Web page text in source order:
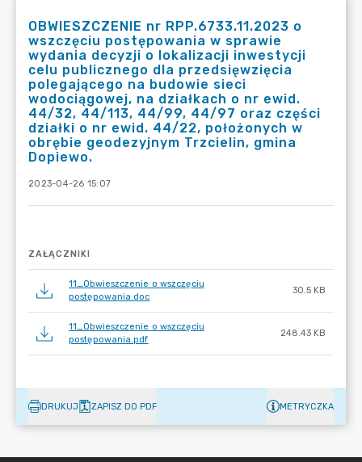
OBWIESZCZENIE nr RPP.6733.11.2023 o
wszczęciu postępowania w sprawie
wydania decyzji o lokalizacji inwestycji
celu publicznego dla przedsięwzięcia
polegającego na budowie sieci
wodociągowej, na działkach o nr ewid.
44/32, 44/113, 44/99, 44/97 oraz części
działki o nr ewid. 44/22, położonych w
obrębie geodezyjnym Trzcielin, gmina
Dopiewo.
2023-04-26 15:07
ZAŁĄCZNIKI
11_Obwieszczenie o wszczęciu
postępowania.doc
30.5 KB
11_Obwieszczenie o wszczęciu
postępowania.pdf
248.43 KB
DRUKUJ ZAPISZ DO PDF METRYCZKA